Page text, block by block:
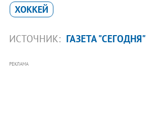
ХОККЕЙ
ИСТОЧНИК: ГАЗЕТА "СЕГОДНЯ"
РЕКЛАМА